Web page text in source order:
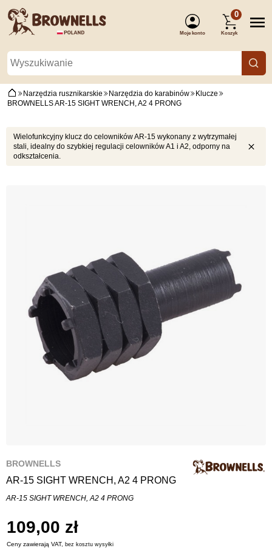
Moje konto
0
Koszyk
Narzędzia rusznikarskie Narzędzia do karabinów
Klucze
BROWNELLS AR-15 SIGHT WRENCH, A2 4 PRONG
Wielofunkcyjny klucz do celowników AR-15 wykonany z wytrzymałej
stali, idealny do szybkiej regulacji celowników A1 i A2, odporny na
odkształcenia.
BROWNELLS
AR-15 SIGHT WRENCH, A2 4 PRONG
AR-15 SIGHT WRENCH, A2 4 PRONG
109,00 zł
Ceny zawierają VAT,bez kosztuwysyłki